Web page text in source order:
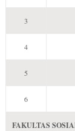
3
4
5
6
FAKULTAS